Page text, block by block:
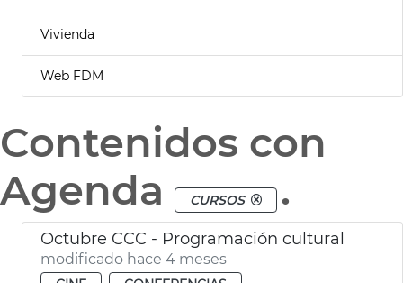
Vivienda
Web FDM
Contenidos con
Agenda
CURSOS .
Octubre CCC - Programación cultural
modificado hace 4 meses